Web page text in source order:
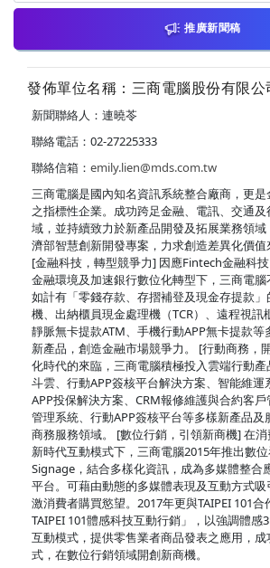
推廣新聞稿
發佈單位名稱：三商電腦股份有限公
新聞聯絡人：連曉苓
聯絡電話：02-27225333
聯絡信箱： emily.lien@mds.com.tw
三商電腦是國內知名資訊系統整合廠商，更
之指標性企業。成功跨足金融、電訊、交通
域，並持續致力於新產品開發及拓展業務領
濟部智慧創新開發專案，力求創造差異化價值
[金融科技，轉型競爭力] 因應Fintech金融科
金融環境及加速銀行數位化轉型下，三商電腦
如計有「零錢存款、存摺補登及現金存提款
機、出納櫃員現金處理機（TCR）、遠程視訊
靜脈無卡提款ATM、手機行動APP無卡提款
新產品，創造金融市場競爭力。 [行動商務，
化時代的來臨，三商電腦積極投入雲端行動
斗雲、行動APP簽核平台解決方案、智能維運
APP投保解決方案、CRM報修維護與合約客
管理系統、行動APP簽核平台等多樣新產品
商務服務領域。 [數位行銷，引領新商機] 在
新時代互動模式下，三商電腦2015年推出數
Signage，結合多樣化資訊，成為多媒體整合
平台。可藉由動態的多媒體表現及互動方式
激消費者購買慾望。2017年更與TAIPEI 101合
TAIPEI 101體感科技互動行銷」，以強調體感
互動模式，提供零售業者商品發表之應用，
式，在數位行銷領域開創新商機。